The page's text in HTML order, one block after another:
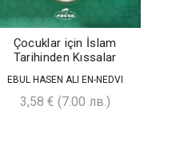
Çocuklar için İslam
Tarihinden Kıssalar
EBUL HASEN ALI EN-NEDVI
3,58 € (7.00 лв.)